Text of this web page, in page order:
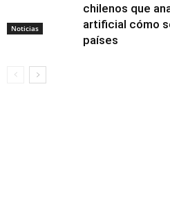
Noticias
chilenos que
artificial cómo
países